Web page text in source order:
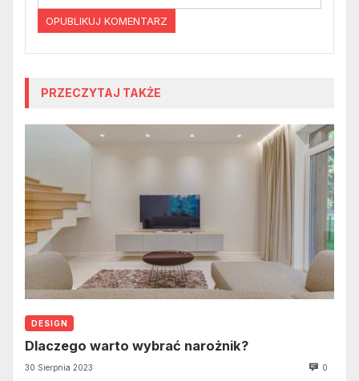
PRZECZYTAJ TAKŻE
DESIGN
Dlaczego warto wybrać narożnik?
30 Sierpnia 2023 0